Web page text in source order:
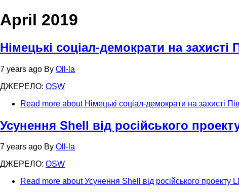
April 2019
Німецькі соціал-демократи на захистi
7 years ago By Oll-la
ДЖЕРЕЛО: OSW
Read more about Німецькі соціал-демократи на захистi
Усунення Shell від російського
7 years ago By Oll-la
ДЖЕРЕЛО: OSW
Read more about Усунення Shell від російського проекту